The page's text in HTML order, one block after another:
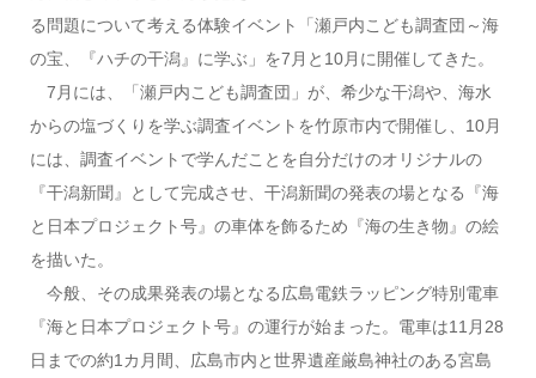
る問題について考える体験イベント「瀬戸内こども調査団～海
の宝、『ハチの干潟』に学ぶ」を7月と10月に開催してきた。
7月には、「瀬戸内こども調査団」が、希少な干潟や、海水
からの塩づくりを学ぶ調査イベントを竹原市内で開催し、10月
には、調査イベントで学んだことを自分だけのオリジナルの
『干潟新聞』として完成させ、干潟新聞の発表の場となる『海
と日本プロジェクト号』の車体を飾るため『海の生き物』の絵
を描いた。
今般、その成果発表の場となる広島電鉄ラッピング特別電車
『海と日本プロジェクト号』の運行が始まった。電車は11月28
日までの約1カ月間、広島市内と世界遺産厳島神社のある宮島